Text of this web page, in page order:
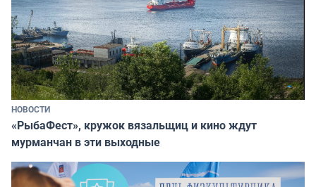
НОВОСТИ
«РыбаФест», кружок вязальщиц и кино ждут
мурманчан в эти выходные